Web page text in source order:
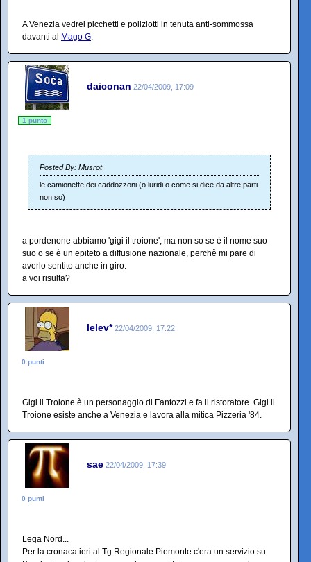
A Venezia vedrei picchetti e poliziotti in tenuta anti-sommossa
davanti al Mago G.
daiconan 22/04/2009, 17:09
1 punto
Posted By: Musrot
le camionette dei caddozzoni (o luridi o come si dice da altre parti
non so)
a pordenone abbiamo 'gigi il troione', ma non so se è il nome suo
suo o se è un epiteto a diffusione nazionale, perchè mi pare di
averlo sentito anche in giro.
a voi risulta?
lelev* 22/04/2009, 17:22
0 punti
Gigi il Troione è un personaggio di Fantozzi e fa il ristoratore. Gigi il
Troione esiste anche a Venezia e lavora alla mitica Pizzeria '84.
sae 22/04/2009, 17:39
0 punti
Lega Nord...
Per la cronaca ieri al Tg Regionale Piemonte c'era un servizio su